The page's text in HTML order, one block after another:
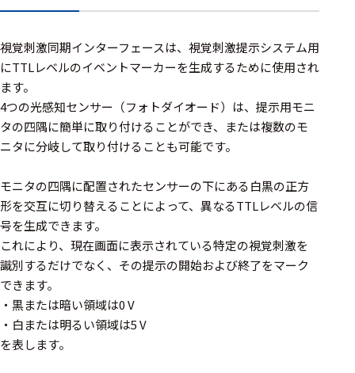
システム・周辺
構成
装置本体
デバイス
周辺機器
基幹シス
テム
通信・接続関連
刺激装置
視覚刺激同期インターフェースは、視覚刺激提示システム用
にTTLレベルのイベントマーカーを生成するために使用され
ます。
4つの光感知センサー（フォトダイオード）は、提示用モニ
タの四隅に簡単に取り付けることができ、または複数のモ
ニタに分岐して取り付けることも可能です。
モニタの四隅に配置されたセンサーの下にある白黒の正方
形を交互に切り替えることによって、異なるTTLレベルの信
号を生成できます。
これにより、現在画面に表示されている特定の視覚刺激を
識別するだけでなく、その提示の開始および終了をマーク
できます。
・黒または暗い領域は0 V
・白または明るい領域は5 V
を表します。